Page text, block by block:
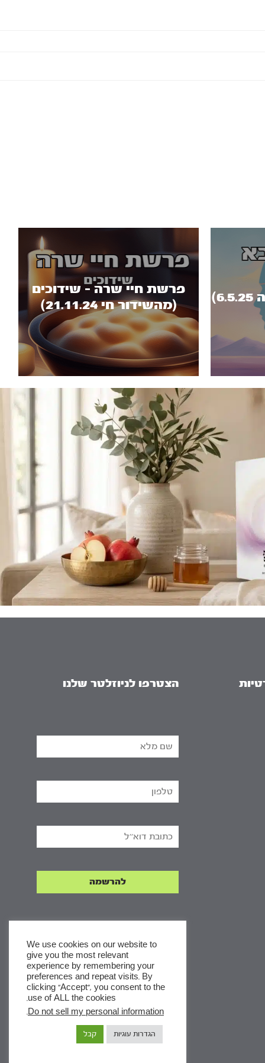
פרשת חיי שרה - שידוכים
(מהשידור חי 21.11.24)
הצטרפו לניוזלטר שלנו
We use cookies on our website to
give you the most relevant
experience by remembering your
preferences and repeat visits. By
clicking “Accept”, you consent to the
use of ALL the cookies.
Do not sell my personal information
.
הגדרות עוגיות קבל
x
לסדרות
ומסלולי לימוד באתר